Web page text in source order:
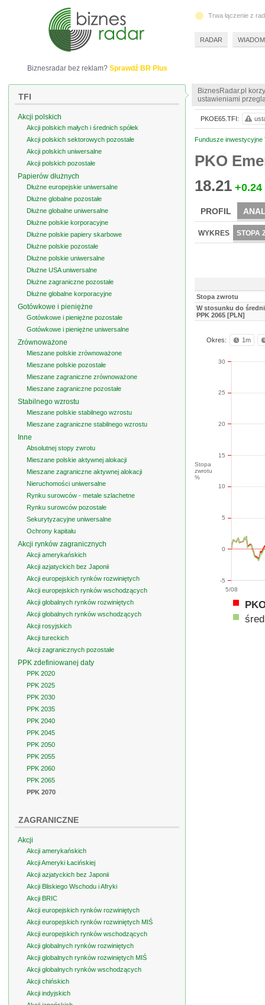
BiznesRadar.pl
ustawieniami
Fundusze inwestycyjne
PKO
18.21 +0.24
PROFIL
WYKRES STOPA
Stopa zwrotu
W stosunku do
PPK 2065 [PLN]
Okres: 1m
5/08
Stopa
zwrotu
%
-5
0
5
10
15
20
25
30
PKOE65.TFI:
Biznesradar bez reklam? Sprawdź BR Plus
TFI
Akcji polskich
Akcji polskich małych i średnich spółek
Akcji polskich sektorowych pozostałe
Akcji polskich uniwersalne
Akcji polskich pozostałe
Papierów dłużnych
Dłużne europejskie uniwersalne
Dłużne globalne pozostałe
Dłużne globalne uniwersalne
Dłużne polskie korporacyjne
Dłużne polskie papiery skarbowe
Dłużne polskie pozostałe
Dłużne polskie uniwersalne
Dłużne USA uniwersalne
Dłużne zagraniczne pozostałe
Dłużne globalne korporacyjne
Gotówkowe i pieniężne
Gotówkowe i pieniężne pozostałe
Gotówkowe i pieniężne uniwersalne
Zrównoważone
Mieszane polskie zrównoważone
Mieszane polskie pozostałe
Mieszane zagraniczne zrównoważone
Mieszane zagraniczne pozostałe
Stabilnego wzrostu
Mieszane polskie stabilnego wzrostu
Mieszane zagraniczne stabilnego wzrostu
Inne
Absolutnej stopy zwrotu
Mieszane polskie aktywnej alokacji
Mieszane zagraniczne aktywnej alokacji
Nieruchomości uniwersalne
Rynku surowców - metale szlachetne
Rynku surowców pozostałe
Sekurytyzacyjne uniwersalne
Ochrony kapitału
Akcji rynków zagranicznych
Akcji amerykańskich
Akcji azjatyckich bez Japonii
Akcji europejskich rynków rozwiniętych
Akcji europejskich rynków wschodzących
Akcji globalnych rynków rozwiniętych
Akcji globalnych rynków wschodzących
Akcji rosyjskich
Akcji tureckich
Akcji zagranicznych pozostałe
PPK zdefiniowanej daty
PPK 2020
PPK 2025
PPK 2030
PPK 2035
PPK 2040
PPK 2045
PPK 2050
PPK 2055
PPK 2060
PPK 2065
PPK 2070
ZAGRANICZNE
Akcji
Akcji amerykańskich
Akcji Ameryki Łacińskiej
Akcji azjatyckich bez Japonii
Akcji Bliskiego Wschodu i Afryki
Akcji BRIC
Akcji europejskich rynków rozwiniętych
Akcji europejskich rynków rozwiniętych MIŚ
Akcji europejskich rynków wschodzących
Akcji globalnych rynków rozwiniętych
Akcji globalnych rynków rozwiniętych MIŚ
Akcji globalnych rynków wschodzących
Akcji chińskich
Akcji indyjskich
Trwa łączenie z
RADAR